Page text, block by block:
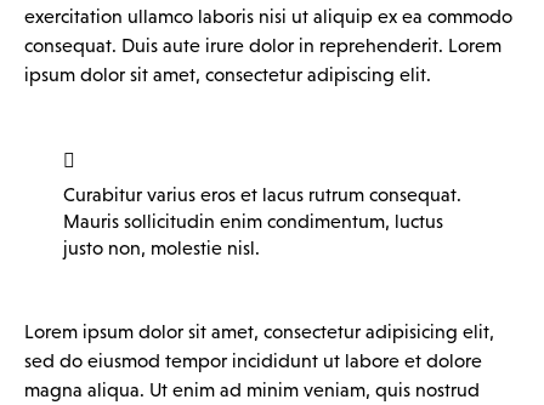
exercitation ullamco laboris nisi ut aliquip ex ea commodo
consequat. Duis aute irure dolor in reprehenderit. Lorem
ipsum dolor sit amet, consectetur adipiscing elit.
Curabitur varius eros et lacus rutrum consequat.
Mauris sollicitudin enim condimentum, luctus
justo non, molestie nisl.
Lorem ipsum dolor sit amet, consectetur adipisicing elit,
sed do eiusmod tempor incididunt ut labore et dolore
magna aliqua. Ut enim ad minim veniam, quis nostrud